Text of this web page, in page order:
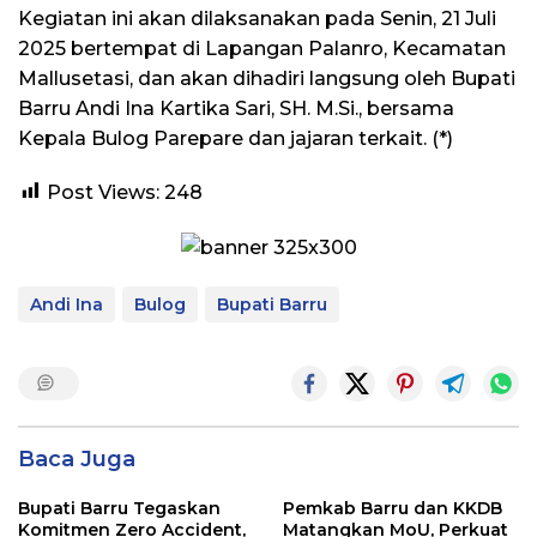
Kegiatan ini akan dilaksanakan pada Senin, 21 Juli
2025 bertempat di Lapangan Palanro, Kecamatan
Mallusetasi, dan akan dihadiri langsung oleh Bupati
Barru Andi Ina Kartika Sari, SH. M.Si., bersama
Kepala Bulog Parepare dan jajaran terkait. (*)
Post Views: 248
Andi Ina Bulog Bupati Barru
Baca Juga
Bupati Barru Tegaskan
Komitmen Zero Accident,
Pemkab Barru dan KKDB
Matangkan MoU, Perkuat